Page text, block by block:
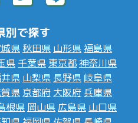
別で探す
県 秋田県 山形県福島県
県 千葉県 東京都神奈川県
県 山梨県 長野県 岐阜県
県 京都府 大阪府 兵庫県
根県 岡山県 広島県 山口県